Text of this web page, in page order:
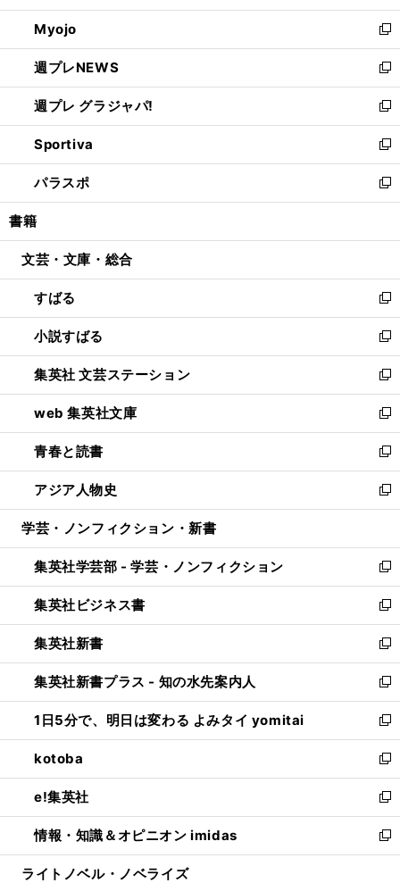
開
く
ウ
で
開
く
ン
ド
ウ
で
開
く
ウ
ィ
ン
ド
ウ
で
開
く
Myojo
新
し
い
ウ
ィ
ン
ド
ウ
で
開
週プレNEWS
新
し
い
ウ
ィ
ン
ド
ウ
開
週プレ グラジャパ!
新
し
い
ウ
ィ
ン
ウ
開
く
Sportiva
新
し
い
ウ
ン
ウ
で
開
く
パラスポ
新
し
ウ
ン
ド
ウ
で
開
く
書籍
文芸・文庫・総合
すばる
新
し
い
ウ
ィ
ン
ド
ウ
で
開
く
小説すばる
新
し
い
ウ
ィ
ン
ド
ウ
で
開
集英社 文芸ステーション
新
し
い
ウ
ィ
ン
ド
ウ
開
く
web 集英社文庫
新
し
い
ウ
ィ
ン
ウ
で
開
く
青春と読書
新
し
い
ウ
ン
ド
ウ
で
開
く
アジア人物史
新
し
ウ
ィ
ン
ド
ウ
で
開
く
学芸・ノンフィクション・新書
集英社学芸部 - 学芸・ノンフィクション
新
し
い
ウ
ィ
ン
ド
ウ
で
開
く
集英社ビジネス書
新
し
い
ウ
ィ
ン
ド
ウ
で
開
く
集英社新書
新
し
い
ウ
ィ
ン
ド
ウ
で
開
く
集英社新書プラス - 知の水先案内人
新
し
い
ウ
ィ
ン
ド
ウ
で
開
1日5分で、明日は変わる よみタイ yomitai
新
し
い
ウ
ィ
ン
ド
ウ
kotoba
新
し
い
ウ
ィ
ン
e!集英社
新
し
い
ウ
情報・知識＆オピニオン imidas
新
し
ライトノベル・ノベライズ